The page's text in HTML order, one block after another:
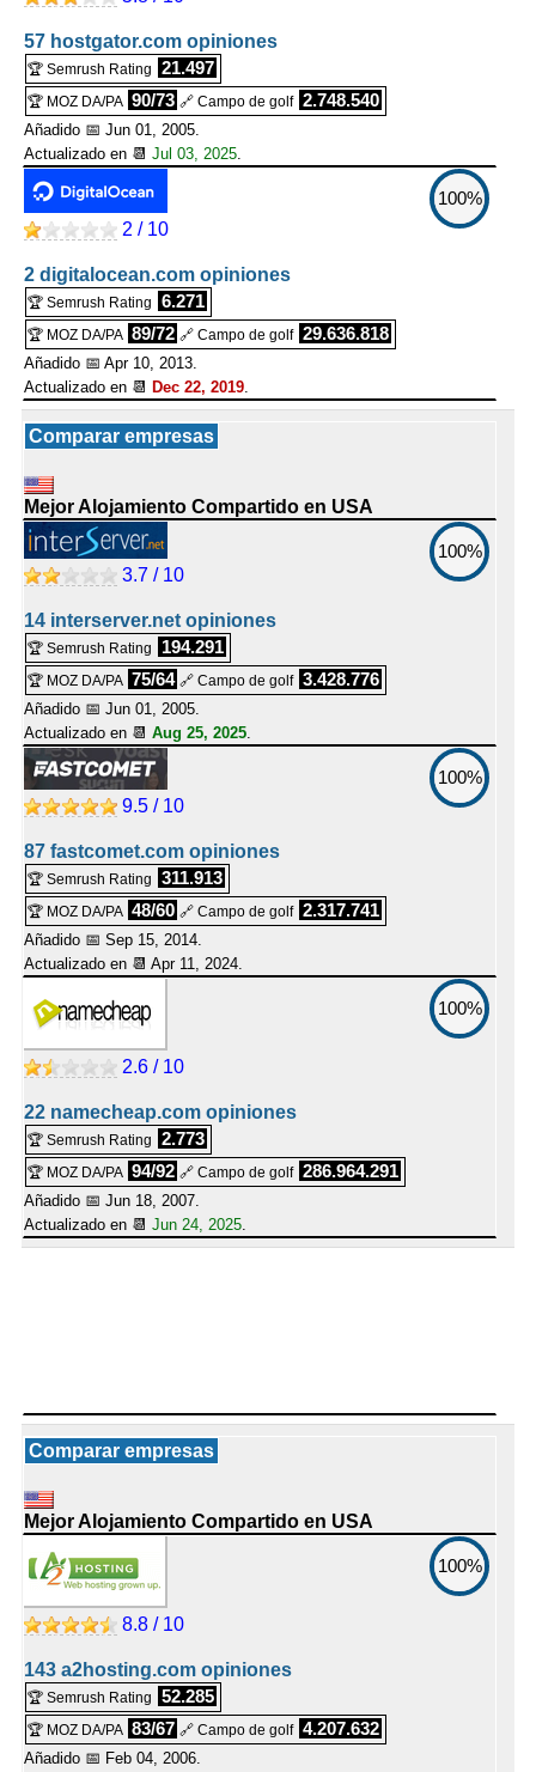
57 hostgator.com opiniones
🏆 Semrush Rating 21.497
🏆 MOZ DA/PA 90/73 🔗 Campo de golf 2.748.540
Añadido 📅 Jun 01, 2005.
Actualizado en 📆 Jul 03, 2025.
100%
2 / 10
2 digitalocean.com opiniones
🏆 Semrush Rating 6.271
🏆 MOZ DA/PA 89/72 🔗 Campo de golf 29.636.818
Añadido 📅 Apr 10, 2013.
Actualizado en 📆 Dec 22, 2019.
Comparar empresas
Mejor Alojamiento Compartido en USA
100%
3.7 / 10
14 interserver.net opiniones
🏆 Semrush Rating 194.291
🏆 MOZ DA/PA 75/64 🔗 Campo de golf 3.428.776
Añadido 📅 Jun 01, 2005.
Actualizado en 📆 Aug 25, 2025.
100%
9.5 / 10
87 fastcomet.com opiniones
🏆 Semrush Rating 311.913
🏆 MOZ DA/PA 48/60 🔗 Campo de golf 2.317.741
Añadido 📅 Sep 15, 2014.
Actualizado en 📆 Apr 11, 2024.
100%
2.6 / 10
22 namecheap.com opiniones
🏆 Semrush Rating 2.773
🏆 MOZ DA/PA 94/92 🔗 Campo de golf 286.964.291
Añadido 📅 Jun 18, 2007.
Actualizado en 📆 Jun 24, 2025.
Comparar empresas
Mejor Alojamiento Compartido en USA
100%
8.8 / 10
143 a2hosting.com opiniones
🏆 Semrush Rating 52.285
🏆 MOZ DA/PA 83/67 🔗 Campo de golf 4.207.632
Añadido 📅 Feb 04, 2006.